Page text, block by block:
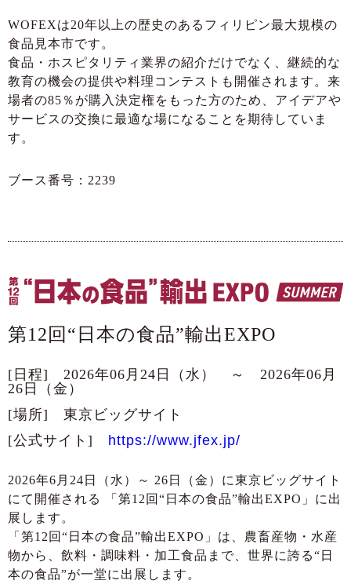
WOFEXは20年以上の歴史のあるフィリピン最大規模の
食品見本市です。
食品・ホスピタリティ業界の紹介だけでなく、継続的な
教育の機会の提供や料理コンテストも開催されます。来
場者の85％が購入決定権をもった方のため、アイデアや
サービスの交換に最適な場になることを期待していま
す。
ブース番号：2239
第12回“日本の食品”輸出EXPO
[日程] 2026年06月24日（水） ～ 2026年06月
26日（金）
[場所] 東京ビッグサイト
[公式サイト] https://www.jfex.jp/
2026年6月24日（水）～ 26日（金）に東京ビッグサイト
にて開催される 「第12回“日本の食品”輸出EXPO」に出
展します。
「第12回“日本の食品”輸出EXPO」は、農畜産物・水産
物から、飲料・調味料・加工食品まで、世界に誇る“日
本の食品”が一堂に出展します。